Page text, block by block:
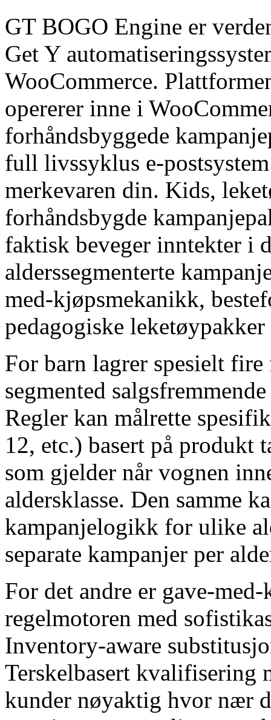
GT BOGO Engine er
Get Y
WooCommerce.
opererer inne i
forhåndsbyggede
full livssyklus e-
merkevaren din. Kids,
forhåndsbygde
faktisk beveger inntekter i
alderssegmenterte
med-kjøpsmekanikk,
pedagogiske
For barn lagrer spesielt
segmented
Regler kan målrette
12, etc.) basert på produkt
som gjelder når vognen
aldersklasse. Den samme
kampanjelogikk for ulike
separate kampanjer per
For det andre er gave-
regelmotoren med
Inventory-aware
Terskelbasert kvalifisering
kunder nøyaktig hvor nær